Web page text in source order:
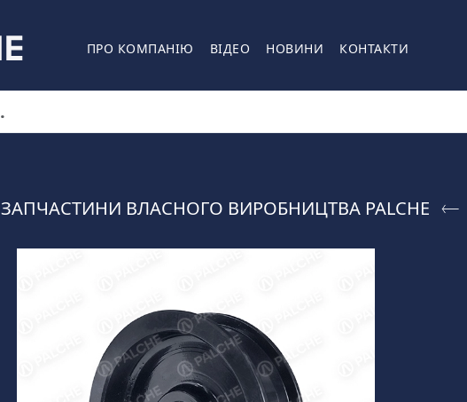
ПРО КОМПАНІЮ ВІДЕО НОВИНИ КОНТАКТИ
ЗАПЧАСТИНИ ВЛАСНОГО ВИРОБНИЦТВА PALCHE